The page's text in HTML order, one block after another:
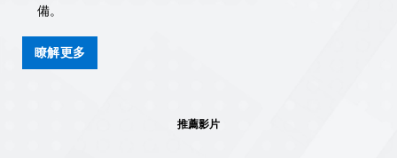
備。
瞭解更多
推薦影片